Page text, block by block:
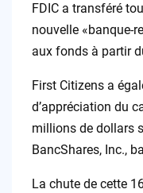
FDIC a transféré
nouvelle «banque-
aux fonds à partir
First Citizens a
d’appréciation du
millions de dollars
BancShares, Inc.,
La chute de cette